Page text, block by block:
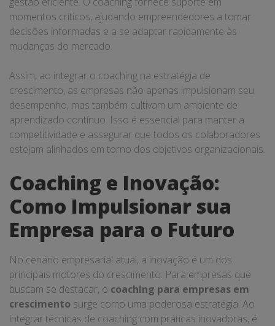
momentos críticos, ajudando empreendedores a tomar
decisões informadas e a se adaptar rapidamente às
mudanças do mercado.
Assim, ao integrar o coaching na estratégia de
crescimento, as empresas não apenas impulsionam seu
desempenho, mas também cultivam um ambiente de
aprendizado contínuo. Isso é essencial para manter a
competitividade e assegurar que todos os colaboradores
estejam alinhados em torno dos objetivos organizacionais.
Coaching e Inovação:
Como Impulsionar sua
Empresa para o Futuro
No cenário empresarial atual, a inovação é um dos
principais motores do crescimento. Para empresas que
buscam se destacar, o coaching para empresas em
crescimento surge como uma poderosa estratégia. Ao
integrar técnicas de coaching com práticas inovadoras, é